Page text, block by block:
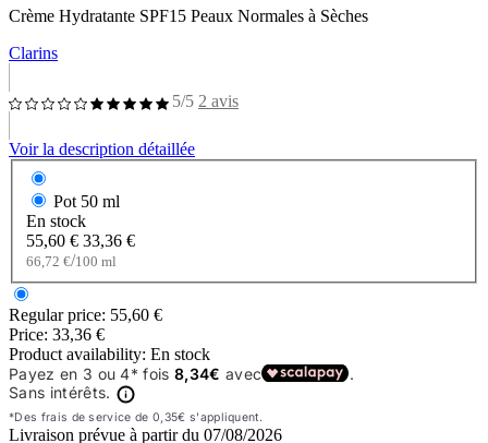
Crème Hydratante SPF15 Peaux Normales à Sèches
Clarins
5/5 2 avis
Voir la description détaillée
Pot 50 ml
En stock
55,60 € 33,36 €
66,72 €/100 ml
Regular price: 55,60 €
Price: 33,36 €
Product availability: En stock
Livraison prévue à partir du 07/08/2026